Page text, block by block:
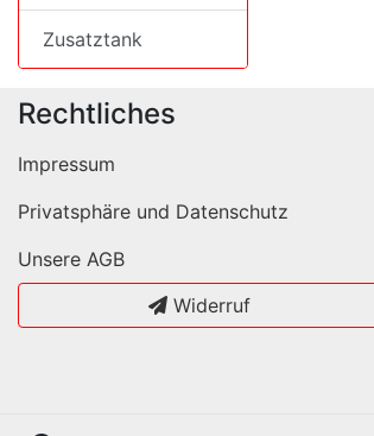
Zusatztank
Rechtliches
Impressum
Privatsphäre und Datenschutz
Unsere AGB
Widerruf